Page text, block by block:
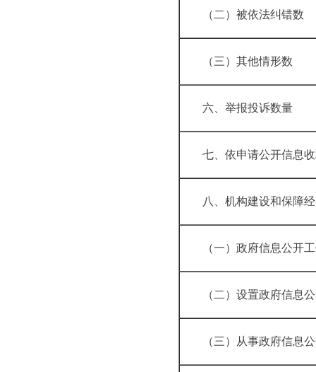
（二）被依法
（三）其他情
六、举报投诉
七、依申请公开
八、机构建设和
（一）政府信息
（二）设置政府
（三）从事政府